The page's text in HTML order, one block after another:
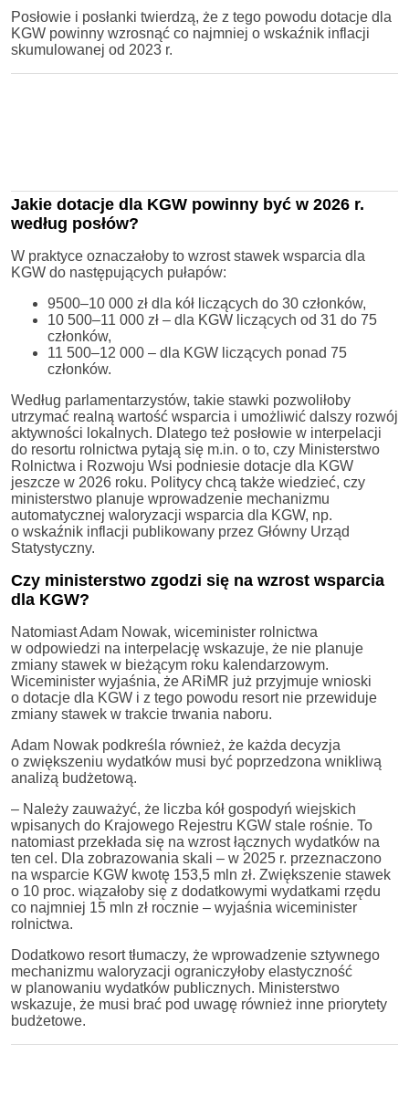
Posłowie i posłanki twierdzą, że z tego powodu dotacje dla
KGW powinny wzrosnąć co najmniej o wskaźnik inflacji
skumulowanej od 2023 r.
Jakie dotacje dla KGW powinny być w 2026 r.
według posłów?
W praktyce oznaczałoby to wzrost stawek wsparcia dla
KGW do następujących pułapów:
9500–10 000 zł dla kół liczących do 30 członków,
10 500–11 000 zł – dla KGW liczących od 31 do 75
członków,
11 500–12 000 – dla KGW liczących ponad 75
członków.
Według parlamentarzystów, takie stawki pozwoliłoby
utrzymać realną wartość wsparcia i umożliwić dalszy rozwój
aktywności lokalnych. Dlatego też posłowie w interpelacji
do resortu rolnictwa pytają się m.in. o to, czy Ministerstwo
Rolnictwa i Rozwoju Wsi podniesie dotacje dla KGW
jeszcze w 2026 roku. Politycy chcą także wiedzieć, czy
ministerstwo planuje wprowadzenie mechanizmu
automatycznej waloryzacji wsparcia dla KGW, np.
o wskaźnik inflacji publikowany przez Główny Urząd
Statystyczny.
Czy ministerstwo zgodzi się na wzrost wsparcia
dla KGW?
Natomiast Adam Nowak, wiceminister rolnictwa
w odpowiedzi na interpelację wskazuje, że nie planuje
zmiany stawek w bieżącym roku kalendarzowym.
Wiceminister wyjaśnia, że ARiMR już przyjmuje wnioski
o dotacje dla KGW i z tego powodu resort nie przewiduje
zmiany stawek w trakcie trwania naboru.
Adam Nowak podkreśla również, że każda decyzja
o zwiększeniu wydatków musi być poprzedzona wnikliwą
analizą budżetową.
– Należy zauważyć, że liczba kół gospodyń wiejskich
wpisanych do Krajowego Rejestru KGW stale rośnie. To
natomiast przekłada się na wzrost łącznych wydatków na
ten cel. Dla zobrazowania skali – w 2025 r. przeznaczono
na wsparcie KGW kwotę 153,5 mln zł. Zwiększenie stawek
o 10 proc. wiązałoby się z dodatkowymi wydatkami rzędu
co najmniej 15 mln zł rocznie – wyjaśnia wiceminister
rolnictwa.
Dodatkowo resort tłumaczy, że wprowadzenie sztywnego
mechanizmu waloryzacji ograniczyłoby elastyczność
w planowaniu wydatków publicznych. Ministerstwo
wskazuje, że musi brać pod uwagę również inne priorytety
budżetowe.